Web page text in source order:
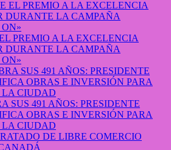
PREMIO A LA EXCELENCIA
DURANTE LA CAMPAÑA
SUS 491 AÑOS: PRESIDENTE
OBRAS E INVERSIÓN PARA
LA CIUDAD